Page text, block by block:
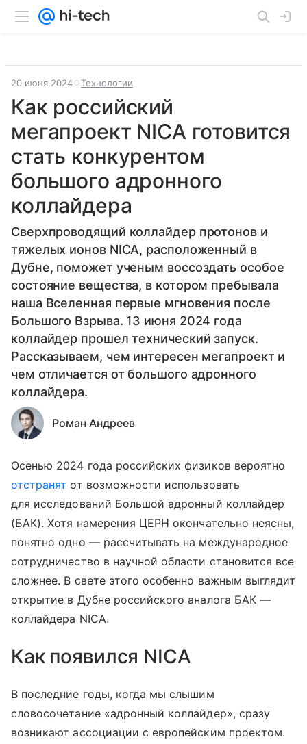
20 июня 2024 Технологии
Как российский
мегапроект NICA готовится
стать конкурентом
большого адронного
коллайдера
Сверхпроводящий коллайдер протонов и
тяжелых ионов NICA, расположенный в
Дубне, поможет ученым воссоздать особое
состояние вещества, в котором пребывала
наша Вселенная первые мгновения после
Большого Взрыва. 13 июня 2024 года
коллайдер прошел технический запуск.
Рассказываем, чем интересен мегапроект и
чем отличается от большого адронного
коллайдера.
Роман Андреев
Осенью 2024 года российских физиков вероятно
отстранят от возможности использовать
для исследований Большой адронный коллайдер
(БАК). Хотя намерения ЦЕРН окончательно неясны,
понятно одно — рассчитывать на международное
сотрудничество в научной области становится все
сложнее. В свете этого особенно важным выглядит
открытие в Дубне российского аналога БАК —
коллайдера NICA.
Как появился NICA
В последние годы, когда мы слышим
словосочетание «адронный коллайдер», сразу
возникают ассоциации с европейским проектом.